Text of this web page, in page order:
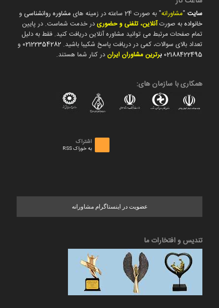
سایت"مشاورانه" به صورت 24 ساعته در زمینه های مشاوره روانشناسی و
خانوادهبه صورتآنلاین، تلفنی و حضوریدر خدمت شماست. در پایین
تمام صفحات مرتبط می توانید مشاوره آنلاین دریافت کنید. فقط به دلیل
تعداد بالای سوالات، کمی در دریافت پاسخ شکیبا باشید. 02122354282 و
02188422495 برترین مشاوران ایراندر کنار شما هستند.
همکاری با سازمان های:
اشتراک
به خوراک RSS
عضویت در اینستاگرام مشاورانه
تندیس و افتخارات ما